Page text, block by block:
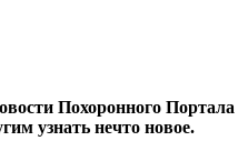
Похоронного Портала
узнать нечто новое.